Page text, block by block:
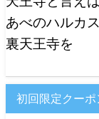
あべのハルカ
裏天王寺を
初回限定クーポ